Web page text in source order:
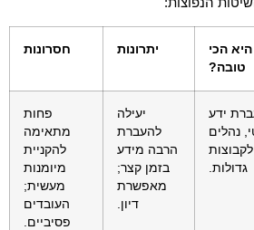
הכי
טובה?
יתרונות חסרונות
ידע
נהלים
גדולות.
יעילה
להעברת
הרבה מידע
בזמן קצר;
מאפשרת
דיון.
פחות
מתאימה
להקניית
מיומנות
מעשית;
העובדים
פסיביים.